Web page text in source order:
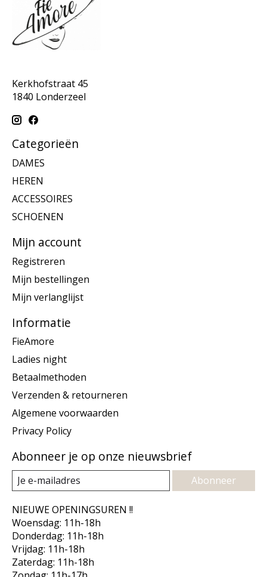
Kerkhofstraat 45
1840 Londerzeel
Categorieën
DAMES
HEREN
ACCESSOIRES
SCHOENEN
Mijn account
Registreren
Mijn bestellingen
Mijn verlanglijst
Informatie
FieAmore
Ladies night
Betaalmethoden
Verzenden & retourneren
Algemene voorwaarden
Privacy Policy
Abonneer je op onze nieuwsbrief
Abonneer
NIEUWE OPENINGSUREN !!
Woensdag: 11h-18h
Donderdag: 11h-18h
Vrijdag: 11h-18h
Zaterdag: 11h-18h